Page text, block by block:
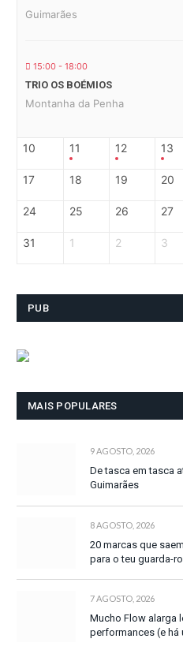
Guimarães
15:00 - 18:00
TRIO OS BOÉMIOS
Montanha da Penha
10 11 12 13
17 18 19 20
24 25 26 27
31 1 2 3
PUB
MAIS POPULARES
9 AGOSTO, 2026
De tasca em tasca
Guimarães
8 AGOSTO, 2026
20 marcas que
para o teu guarda-
7 AGOSTO, 2026
Mucho Flow alarga
performances (e há